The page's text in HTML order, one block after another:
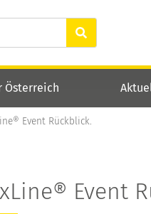
Österreich
Event Rückblick.
Event